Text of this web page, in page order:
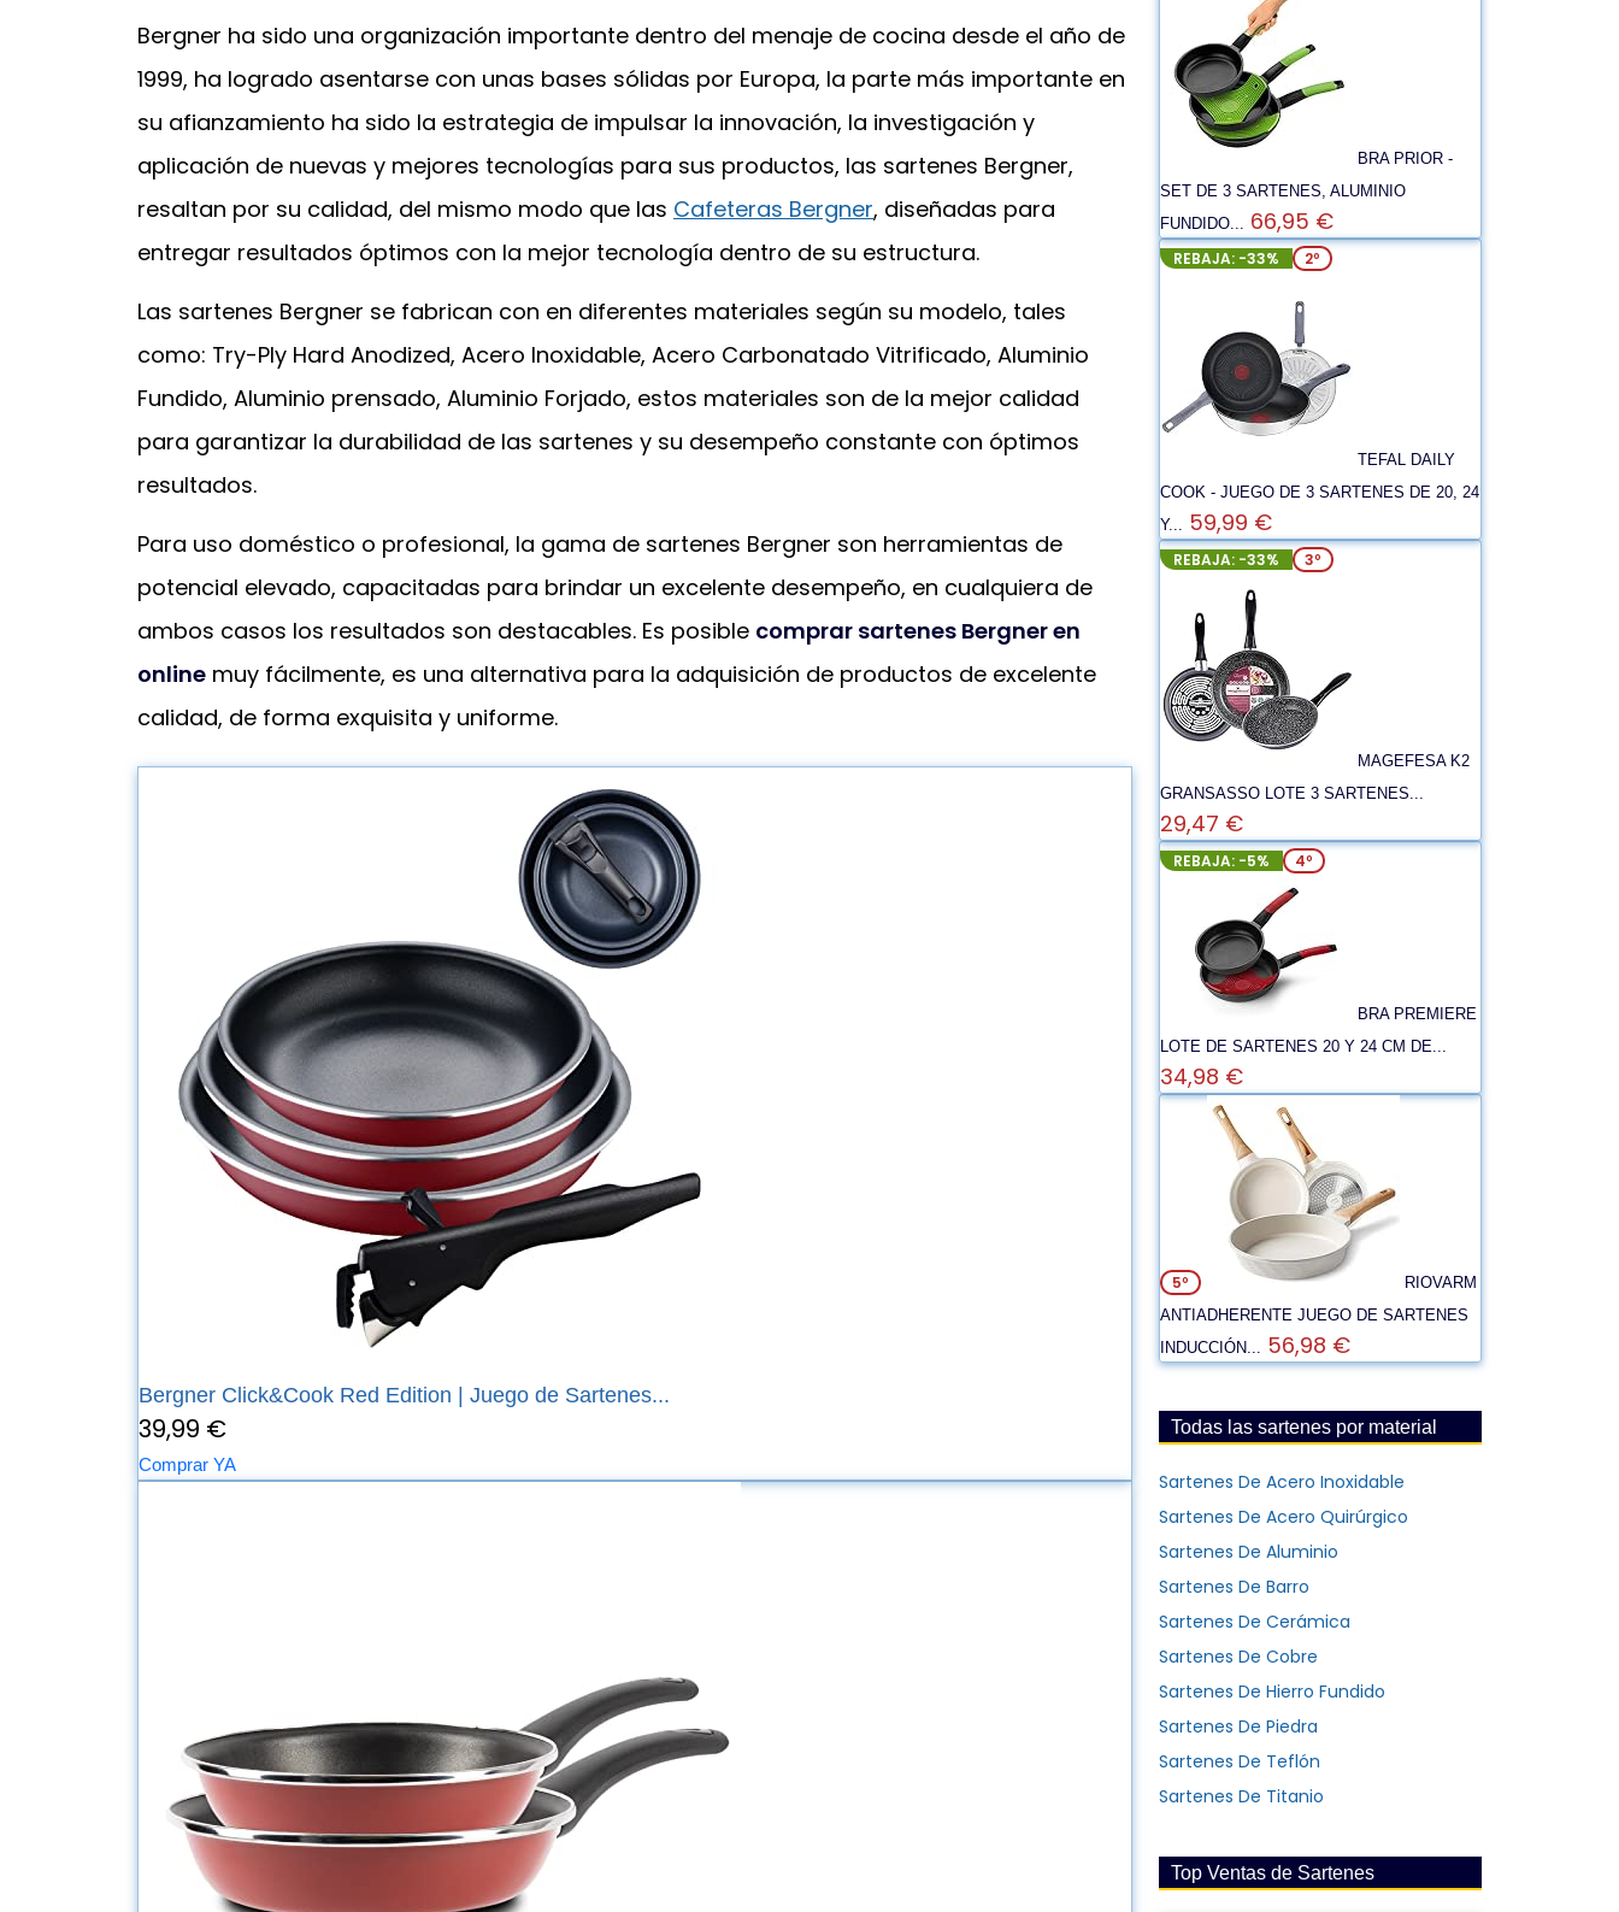
Bergner ha sido una organización importante dentro del menaje de cocina desde el año de
1999, ha logrado asentarse con unas bases sólidas por Europa, la parte más importante en
su afianzamiento ha sido la estrategia de impulsar la innovación, la investigación y
aplicación de nuevas y mejores tecnologías para sus productos, las sartenes Bergner,
resaltan por su calidad, del mismo modo que las Cafeteras Bergner, diseñadas para
entregar resultados óptimos con la mejor tecnología dentro de su estructura.
Las sartenes Bergner se fabrican con en diferentes materiales según su modelo, tales
como: Try-Ply Hard Anodized, Acero Inoxidable, Acero Carbonatado Vitrificado, Aluminio
Fundido, Aluminio prensado, Aluminio Forjado, estos materiales son de la mejor calidad
para garantizar la durabilidad de las sartenes y su desempeño constante con óptimos
resultados.
Para uso doméstico o profesional, la gama de sartenes Bergner son herramientas de
potencial elevado, capacitadas para brindar un excelente desempeño, en cualquiera de
ambos casos los resultados son destacables. Es posible comprar sartenes Bergner en
online muy fácilmente, es una alternativa para la adquisición de productos de excelente
calidad, de forma exquisita y uniforme.
Bergner Click&Cook Red Edition | Juego de Sartenes...
39,99 €
Comprar YA
BRA PRIOR -
SET DE 3 SARTENES, ALUMINIO
FUNDIDO... 66,95 €
REBAJA: -33% 2º
TEFAL DAILY
COOK - JUEGO DE 3 SARTENES DE 20, 24
Y... 59,99 €
REBAJA: -33% 3º
MAGEFESA K2
GRANSASSO LOTE 3 SARTENES...
29,47 €
REBAJA: -5% 4º
BRA PREMIERE
LOTE DE SARTENES 20 Y 24 CM DE...
34,98 €
5º
RIOVARM
ANTIADHERENTE JUEGO DE SARTENES
INDUCCIÓN... 56,98 €
Todas las sartenes por material
Sartenes De Acero Inoxidable
Sartenes De Acero Quirúrgico
Sartenes De Aluminio
Sartenes De Barro
Sartenes De Cerámica
Sartenes De Cobre
Sartenes De Hierro Fundido
Sartenes De Piedra
Sartenes De Teflón
Sartenes De Titanio
Top Ventas de Sartenes